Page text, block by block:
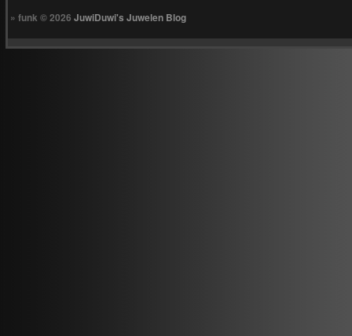
» funk © 2026 JuwiDuwi's Juwelen Blog